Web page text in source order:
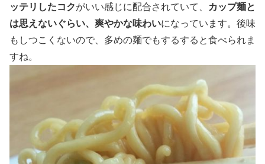
ッテリしたコクがいい感じに配合されていて、
カップ麺と
は思えないぐらい、爽やかな味わいになっています。後味
もしつこくないので、多めの麺でもするすると食べられま
すね。